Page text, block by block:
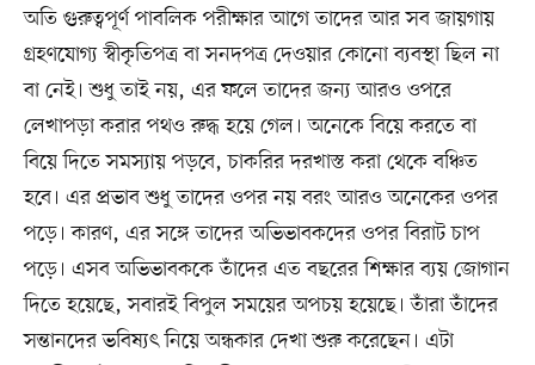
অতি গুরুত্বপূর্ণ পাবলিক পরীক্ষার আগে তাদের আর সব জায়গায়
গ্রহণযোগ্য স্বীকৃতিপত্র বা সনদপত্র দেওয়ার কোনো ব্যবস্থা ছিল না
বা নেই। শুধু তাই নয়, এর ফলে তাদের জন্য আরও ওপরে
লেখাপড়া করার পথও রুদ্ধ হয়ে গেল। অনেকে বিয়ে করতে বা
বিয়ে দিতে সমস্যায় পড়বে, চাকরির দরখাস্ত করা থেকে বঞ্চিত
হবে। এর প্রভাব শুধু তাদের ওপর নয় বরং আরও অনেকের ওপর
পড়ে। কারণ, এর সঙ্গে তাদের অভিভাবকদের ওপর বিরাট চাপ
পড়ে। এসব অভিভাবককে তাঁদের এত বছরের শিক্ষার ব্যয় জোগান
দিতে হয়েছে, সবারই বিপুল সময়ের অপচয় হয়েছে। তাঁরা তাঁদের
সন্তানদের ভবিষ্যৎ নিয়ে অন্ধকার দেখা শুরু করেছেন। এটা